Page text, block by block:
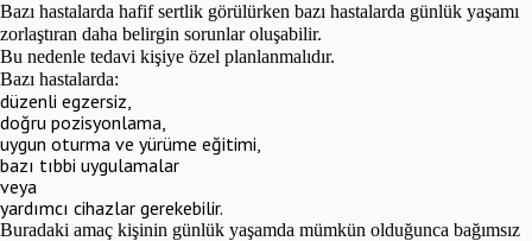
Bazı hastalarda hafif sertlik görülürken bazı hastalarda günlük yaşamı
zorlaştıran daha belirgin sorunlar oluşabilir.
Bu nedenle tedavi kişiye özel planlanmalıdır.
Bazı hastalarda:
düzenli egzersiz,
doğru pozisyonlama,
uygun oturma ve yürüme eğitimi,
bazı tıbbi uygulamalar
veya
yardımcı cihazlar gerekebilir.
Buradaki amaç kişinin günlük yaşamda mümkün olduğunca bağımsız